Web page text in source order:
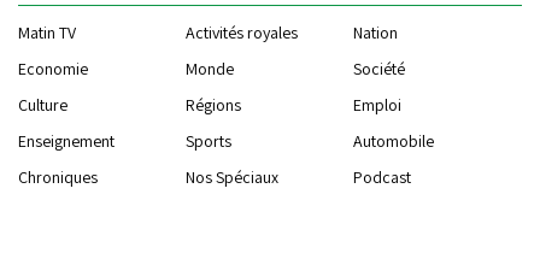
Matin TV Activités royales
Nation
Economie
Monde
Société
Culture
Régions
Emploi
Enseignement
Sports
Automobile
Chroniques
Nos Spéciaux Podcast